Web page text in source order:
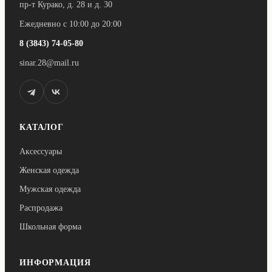
пр-т Курако, д. 28 и д. 30
Ежедневно с 10:00 до 20:00
8 (3843) 74-05-80
sinar.28@mail.ru
КАТАЛОГ
Аксессуары
Женская одежда
Мужская одежда
Распродажа
Школьная форма
ИНФОРМАЦИЯ